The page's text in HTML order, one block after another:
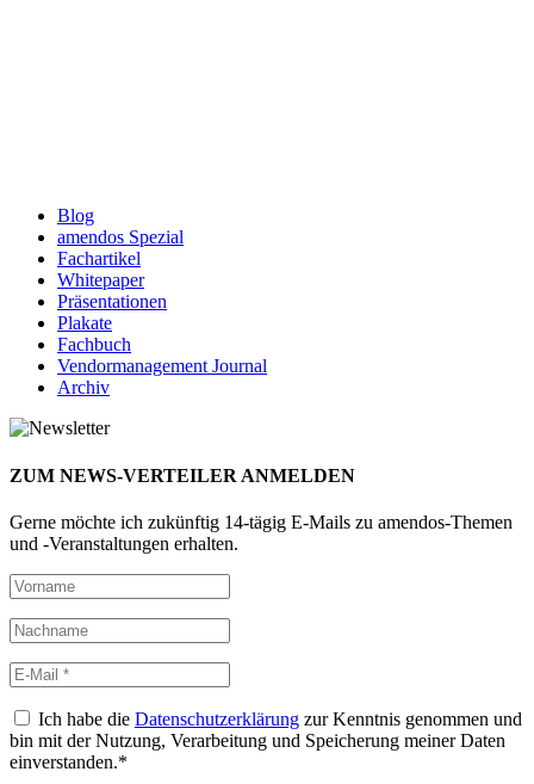
Blog
amendos Spezial
Fachartikel
Whitepaper
Präsentationen
Plakate
Fachbuch
Vendormanagement Journal
Archiv
ZUM NEWS-VERTEILER ANMELDEN
Gerne möchte ich zukünftig 14-tägig E-Mails zu amendos-Themen
und -Veranstaltungen erhalten.
Ich habe die Datenschutzerklärung zur Kenntnis genommen und
bin mit der Nutzung, Verarbeitung und Speicherung meiner Daten
einverstanden.*